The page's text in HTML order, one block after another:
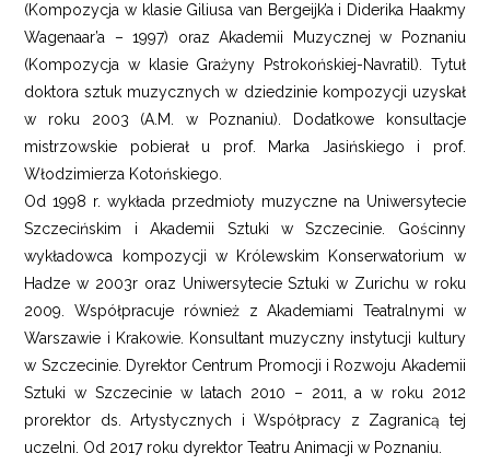
(Kompozycja w klasie Giliusa van Bergeijk’a i Diderika Haakmy
Wagenaar’a – 1997) oraz Akademii Muzycznej w Poznaniu
(Kompozycja w klasie Grażyny Pstrokońskiej-Navratil). Tytuł
doktora sztuk muzycznych w dziedzinie kompozycji uzyskał
w roku 2003 (A.M. w Poznaniu). Dodatkowe konsultacje
mistrzowskie pobierał u prof. Marka Jasińskiego i prof.
Włodzimierza Kotońskiego.
Od 1998 r. wykłada przedmioty muzyczne na Uniwersytecie
Szczecińskim i Akademii Sztuki w Szczecinie. Gościnny
wykładowca kompozycji w Królewskim Konserwatorium w
Hadze w 2003r oraz Uniwersytecie Sztuki w Zurichu w roku
2009. Współpracuje również z Akademiami Teatralnymi w
Warszawie i Krakowie. Konsultant muzyczny instytucji kultury
w Szczecinie. Dyrektor Centrum Promocji i Rozwoju Akademii
Sztuki w Szczecinie w latach 2010 – 2011, a w roku 2012
prorektor ds. Artystycznych i Współpracy z Zagranicą tej
uczelni. Od 2017 roku dyrektor Teatru Animacji w Poznaniu.